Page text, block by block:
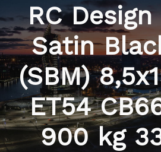
RC Design
Satin
(SBM)
ET54
900 kg